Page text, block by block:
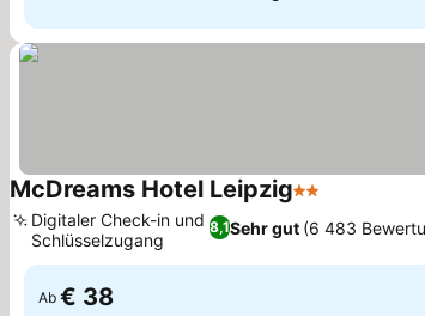
McDreams Hotel Leipzig2 Sterne
8,1Sehr gut (6 483
Digitaler Check-in und
Schlüsselzugang
Ab € 38